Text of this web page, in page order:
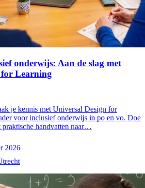
onderwijs: Aan de slag met
for Learning
je kennis met Universal Design for
voor inclusief onderwijs in po en vo. Doe
praktische handvatten naar…
2026